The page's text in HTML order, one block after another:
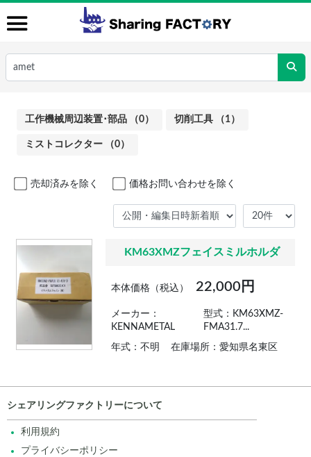
工作機械周辺装置･部品 （0） 切削工具 （1）
ミストコレクター （0）
売却済みを除く 価格お問い合わせを除く
KM63XMZフェイスミルホルダ
本体価格（税込） 22,000円
メーカー：
KENNAMETAL
型式：KM63XMZ-
FMA31.7...
年式：不明 在庫場所：愛知県名東区
シェアリングファクトリーについて
利用規約
プライバシーポリシー